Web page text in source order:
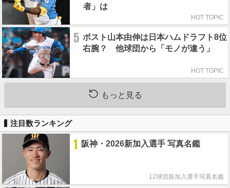
者」は
HOT TOPIC
5 ポスト山本由伸は日本ハムドラフト8位
右腕？ 他球団から「モノが違う」
HOT TOPIC
もっと見る
注目数ランキング
1 阪神・2026新加入選手 写真名鑑
12球団新加入選手写真名鑑